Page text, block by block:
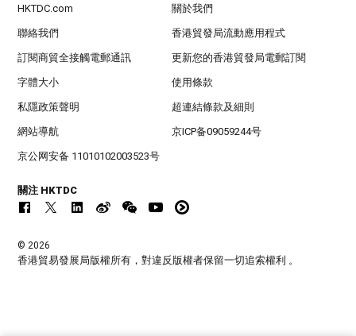
HKTDC.com 關於我們
聯絡我們 香港貿發局流動應用程式
訂閱商貿全接觸電郵通訊 更新您的香港貿發局電郵訂閱
字體大小 使用條款
私隱政策聲明 超連結條款及細則
網站導航 京ICP备09059244号
京公网安备 11010102003523号
關注 HKTDC
© 2026
香港貿易發展局版權所有，對違反版權者保留一切追索權利 。